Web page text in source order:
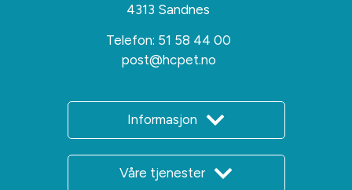
4313 Sandnes
Telefon: 51 58 44 00
post@hcpet.no
Informasjon
Våre tjenester